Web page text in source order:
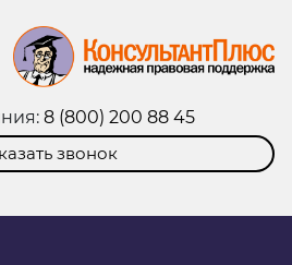
8 (800) 200 88 45
звонок